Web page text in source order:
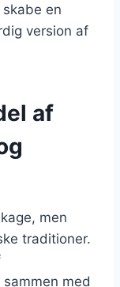
en
version af
af
men
traditioner.
med